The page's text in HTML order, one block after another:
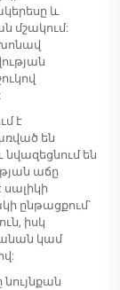
և
մշակում:
է
են
են
աճը
ընթացքում՝
իսկ
կամ
նույնքան